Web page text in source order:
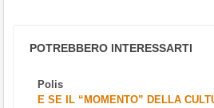
POTREBBERO INTERESSARTI
Polis
E SE IL “MOMENTO” DELLA